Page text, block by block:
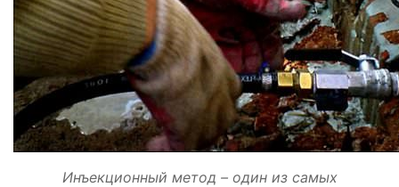
Инъекционный метод – один из самых